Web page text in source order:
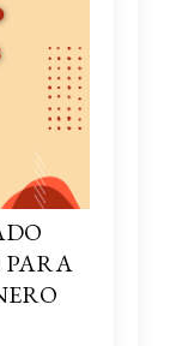
PARA